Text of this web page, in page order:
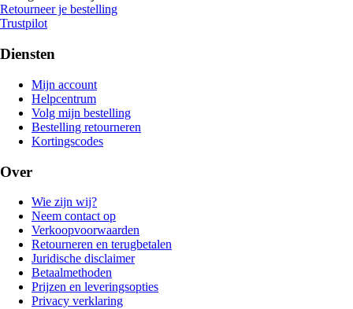
Retourneer je bestelling
Trustpilot
Diensten
Mijn account
Helpcentrum
Volg mijn bestelling
Bestelling retourneren
Kortingscodes
Over
Wie zijn wij?
Neem contact op
Verkoopvoorwaarden
Retourneren en terugbetalen
Juridische disclaimer
Betaalmethoden
Prijzen en leveringsopties
Privacy verklaring